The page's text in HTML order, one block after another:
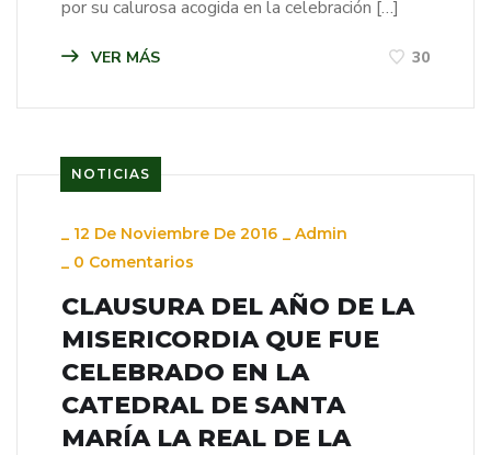
por su calurosa acogida en la celebración […]
VER MÁS 30
NOTICIAS
_ 12 De Noviembre De 2016 _ Admin
_ 0 Comentarios
CLAUSURA DEL AÑO DE LA
MISERICORDIA QUE FUE
CELEBRADO EN LA
CATEDRAL DE SANTA
MARÍA LA REAL DE LA